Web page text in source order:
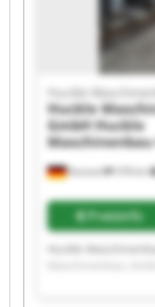
Maschinenbau GmbH
Kanzach 378 km
Huckle
Huckle
GmbHHuckle
Maschinenbau
Preisinfo
GmbH Huckle